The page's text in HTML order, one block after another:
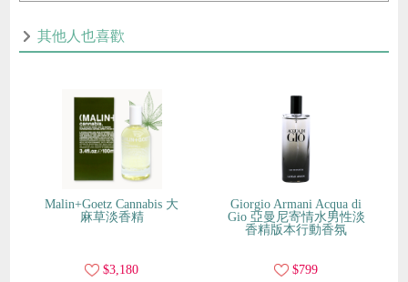
其他人也喜歡
Malin+Goetz Cannabis 大
麻草淡香精
$3,180
Giorgio Armani Acqua di
Gio 亞曼尼寄情水男性淡
香精版本行動香氛
$799